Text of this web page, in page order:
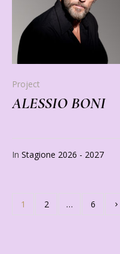
Project
ALESSIO BONI
In Stagione 2026 - 2027
1 2 … 6